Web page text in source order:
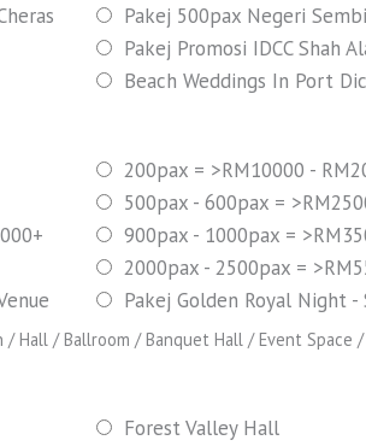
Pakej 500pax Negeri
Pakej Promosi IDCC Shah
Beach Weddings In Port
200pax = >RM10000 -
500pax - 600pax =
900pax - 1000pax =
2000pax - 2500pax =
Pakej Golden Royal Night -
/ Hall / Ballroom / Banquet Hall / Event Space
Forest Valley Hall